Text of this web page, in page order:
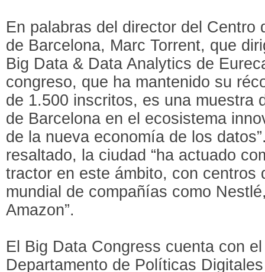
En palabras del director del Centro
de Barcelona, Marc Torrent, que
Big Data & Data Analytics de
congreso, que ha mantenido su
de 1.500 inscritos, es una muestra
de Barcelona en el ecosistema
de la nueva economía de los
resaltado, la ciudad “ha actuado
tractor en este ámbito, con centros
mundial de compañías como
Amazon”.
El Big Data Congress cuenta con
Departamento de Políticas